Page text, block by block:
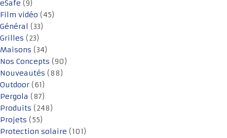
eSafe (9)
Film vidéo (45)
Général (33)
Grilles (23)
Maisons (34)
Nos Concepts (90)
Nouveautés (88)
Outdoor (61)
Pergola (87)
Produits (248)
Projets (55)
Protection solaire (101)